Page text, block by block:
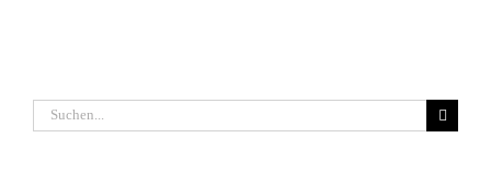
Suche
nach: